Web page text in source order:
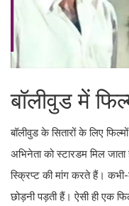
बॉलीवुड में
बॉलीवुड के सितारों के लिए
अभिनेता को स्टारडम मिल
स्क्रिप्ट की मांग करते हैं।
छोड़नी पड़ती हैं। ऐसी ही एक